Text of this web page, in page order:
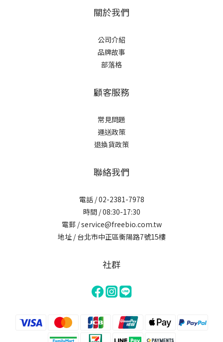
關於我們
公司介紹
品牌故事
部落格
顧客服務
常見問題
運送政策
退換貨政策
聯絡我們
電話 / 02-2381-7978
時間 / 08:30-17:30
電郵 / service@freebio.com.tw
地址 / 台北市中正區衡陽路7號15樓
社群